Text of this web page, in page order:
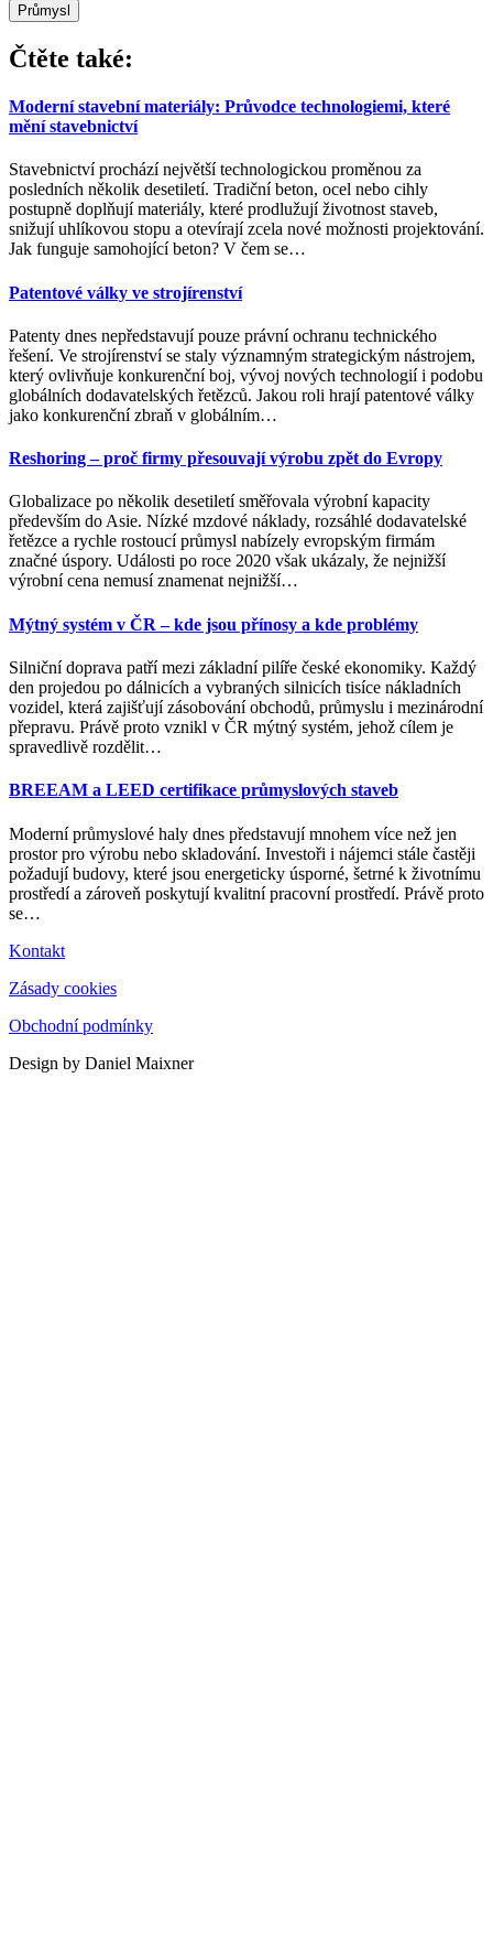
Průmysl
Čtěte také:
Moderní stavební materiály: Průvodce technologiemi, které
mění stavebnictví
Stavebnictví prochází největší technologickou proměnou za
posledních několik desetiletí. Tradiční beton, ocel nebo cihly
postupně doplňují materiály, které prodlužují životnost staveb,
snižují uhlíkovou stopu a otevírají zcela nové možnosti projektování.
Jak funguje samohojící beton? V čem se…
Patentové války ve strojírenství
Patenty dnes nepředstavují pouze právní ochranu technického
řešení. Ve strojírenství se staly významným strategickým nástrojem,
který ovlivňuje konkurenční boj, vývoj nových technologií i podobu
globálních dodavatelských řetězců. Jakou roli hrají patentové války
jako konkurenční zbraň v globálním…
Reshoring – proč firmy přesouvají výrobu zpět do Evropy
Globalizace po několik desetiletí směřovala výrobní kapacity
především do Asie. Nízké mzdové náklady, rozsáhlé dodavatelské
řetězce a rychle rostoucí průmysl nabízely evropským firmám
značné úspory. Události po roce 2020 však ukázaly, že nejnižší
výrobní cena nemusí znamenat nejnižší…
Mýtný systém v ČR – kde jsou přínosy a kde problémy
Silniční doprava patří mezi základní pilíře české ekonomiky. Každý
den projedou po dálnicích a vybraných silnicích tisíce nákladních
vozidel, která zajišťují zásobování obchodů, průmyslu i mezinárodní
přepravu. Právě proto vznikl v ČR mýtný systém, jehož cílem je
spravedlivě rozdělit…
BREEAM a LEED certifikace průmyslových staveb
Moderní průmyslové haly dnes představují mnohem více než jen
prostor pro výrobu nebo skladování. Investoři i nájemci stále častěji
požadují budovy, které jsou energeticky úsporné, šetrné k životnímu
prostředí a zároveň poskytují kvalitní pracovní prostředí. Právě proto
se…
Kontakt
Zásady cookies
Obchodní podmínky
Design by Daniel Maixner